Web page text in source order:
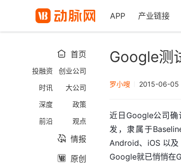
APP 产业链接
 首页
投融资
创业公司
时讯
大公司
深度
政策
前沿
观点
 情报
 原创
Google测
罗小嗖 2015-06-05
近日Google公司
发，隶属于
Android、iOS 以及
Google就已悄悄在